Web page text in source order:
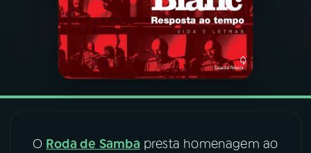
PODCASTS
VIDEOCASTS
O Roda de Samba presta homenagem ao